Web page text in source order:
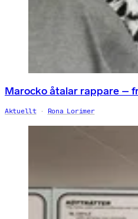
Marocko åtalar rappare –
Aktuellt Rona Lorimer